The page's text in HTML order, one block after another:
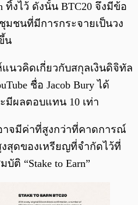
ทิ้งไว้ ดังนั้น BTC20 จึงมีข้อ
มชนที่มีการกระจายเป็นวง
น
นวคิดเกี่ยวกับสกุลเงินดิจิทัล
ชื่อ Jacob Bury ได้
มีผลตอบแทน 10 เท่า
จมีค่าที่สูงกว่าที่คาดการณ์
สุดของเหรียญที่จำกัดไว้ที่
ติ “Stake to Earn”